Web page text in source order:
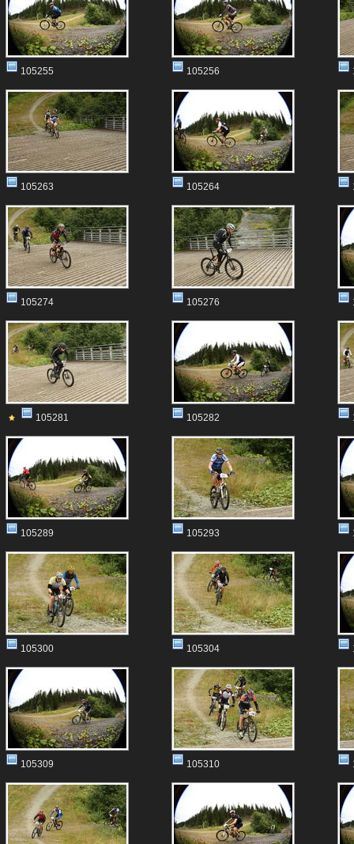
105255 105256
105263 105264
105274 105276
105281 105282
105289 105293
105300 105304
105309 105310